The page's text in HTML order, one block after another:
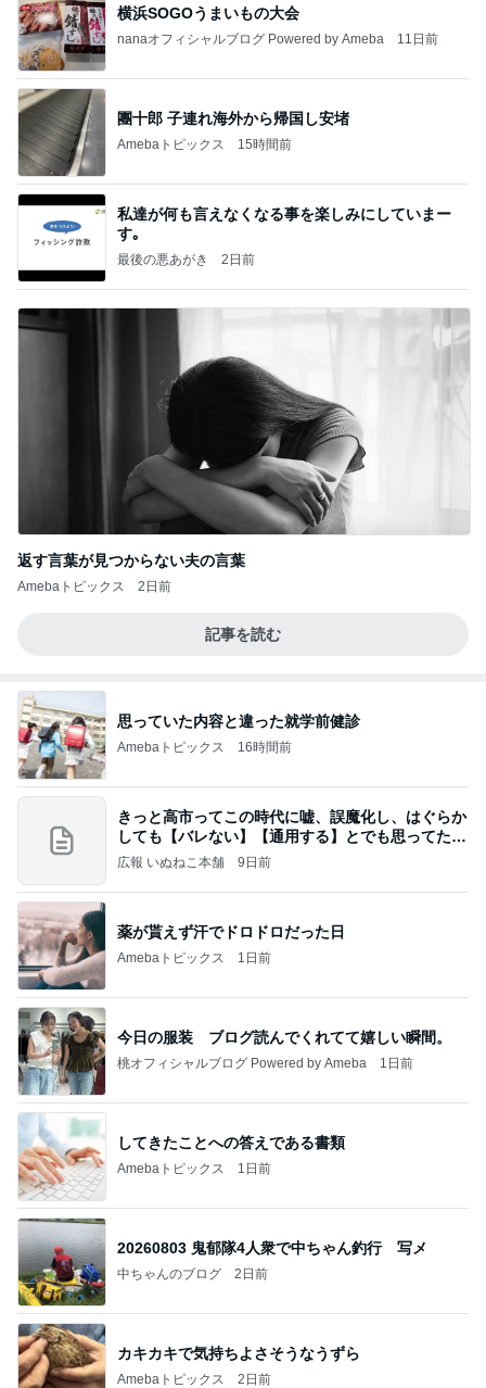
横浜SOGOうまいもの大会
nanaオフィシャルブログ Powered by Ameba 11日前
團十郎 子連れ海外から帰国し安堵
Amebaトピックス 15時間前
私達が何も言えなくなる事を楽しみにしていまー
す｡
最後の悪あがき 2日前
返す言葉が見つからない夫の言葉
Amebaトピックス 2日前
記事を読む
思っていた内容と違った就学前健診
Amebaトピックス 16時間前
きっと高市ってこの時代に嘘、誤魔化し、はぐらか
しても【バレない】【通用する】とでも思ってたん
だろ
広報 いぬねこ本舗 9日前
薬が貰えず汗でドロドロだった日
Amebaトピックス 1日前
今日の服装 ブログ読んでくれてて嬉しい瞬間。
桃オフィシャルブログ Powered by Ameba 1日前
してきたことへの答えである書類
Amebaトピックス 1日前
20260803 鬼郁隊4人衆で中ちゃん釣行 写メ
中ちゃんのブログ 2日前
カキカキで気持ちよさそうなうずら
Amebaトピックス 2日前